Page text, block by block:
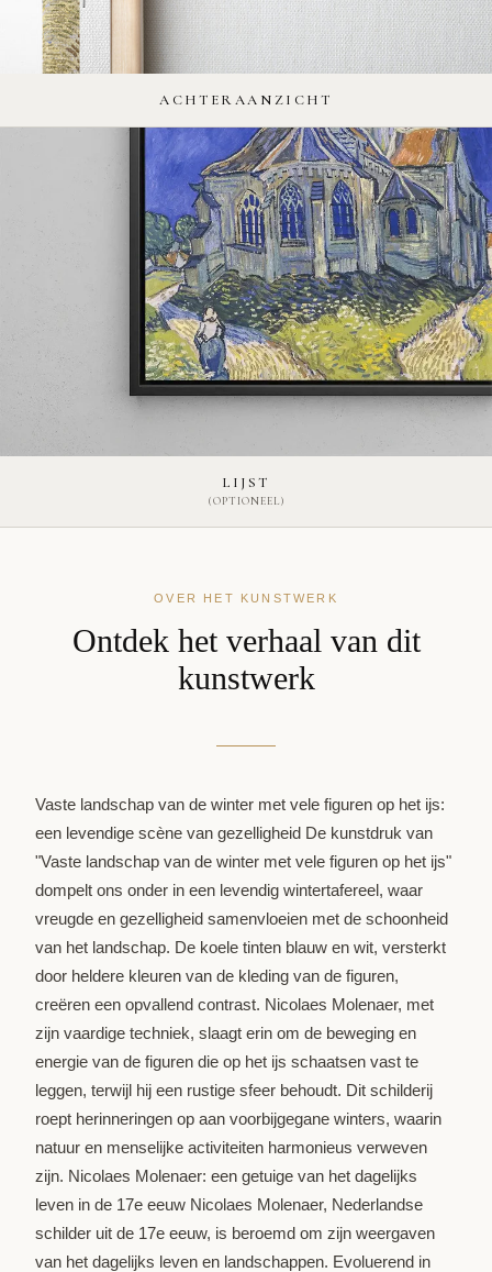
ACHTERAANZICHT
LIJST
(OPTIONEEL)
OVER HET KUNSTWERK
Ontdek het verhaal van dit
kunstwerk
Vaste landschap van de winter met vele figuren op het ijs:
een levendige scène van gezelligheid De kunstdruk van
"Vaste landschap van de winter met vele figuren op het ijs"
dompelt ons onder in een levendig wintertafereel, waar
vreugde en gezelligheid samenvloeien met de schoonheid
van het landschap. De koele tinten blauw en wit, versterkt
door heldere kleuren van de kleding van de figuren,
creëren een opvallend contrast. Nicolaes Molenaer, met
zijn vaardige techniek, slaagt erin om de beweging en
energie van de figuren die op het ijs schaatsen vast te
leggen, terwijl hij een rustige sfeer behoudt. Dit schilderij
roept herinneringen op aan voorbijgegane winters, waarin
natuur en menselijke activiteiten harmonieus verweven
zijn. Nicolaes Molenaer: een getuige van het dagelijks
leven in de 17e eeuw Nicolaes Molenaer, Nederlandse
schilder uit de 17e eeuw, is beroemd om zijn weergaven
van het dagelijks leven en landschappen. Evoluerend in